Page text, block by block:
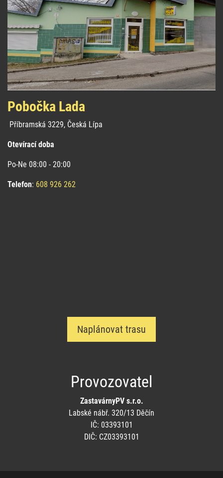
Pobočka Lada
Příbramská 3229, Česká Lípa
Otevírací doba
Po-Ne 08:00 - 20:00
Telefon: 608 926 262
Naplánovat trasu
Provozovatel
ZastavárnyPV s.r.o.
Labské nábř. 320/13 Děčín
IČ: 03393101
DIČ: CZ03393101